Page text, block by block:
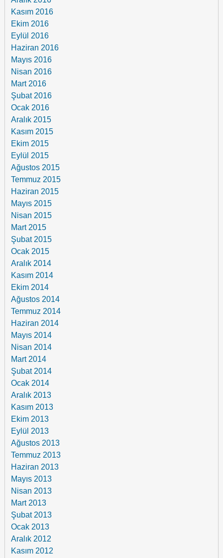
Kasım 2016
Ekim 2016
Eylül 2016
Haziran 2016
Mayıs 2016
Nisan 2016
Mart 2016
Şubat 2016
Ocak 2016
Aralık 2015
Kasım 2015
Ekim 2015
Eylül 2015
Ağustos 2015
Temmuz 2015
Haziran 2015
Mayıs 2015
Nisan 2015
Mart 2015
Şubat 2015
Ocak 2015
Aralık 2014
Kasım 2014
Ekim 2014
Ağustos 2014
Temmuz 2014
Haziran 2014
Mayıs 2014
Nisan 2014
Mart 2014
Şubat 2014
Ocak 2014
Aralık 2013
Kasım 2013
Ekim 2013
Eylül 2013
Ağustos 2013
Temmuz 2013
Haziran 2013
Mayıs 2013
Nisan 2013
Mart 2013
Şubat 2013
Ocak 2013
Aralık 2012
Kasım 2012